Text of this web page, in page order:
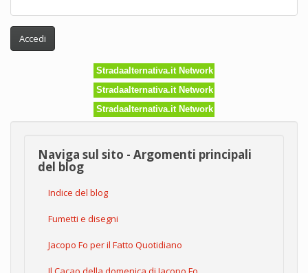
Accedi
Stradaalternativa.it Network
Stradaalternativa.it Network
Stradaalternativa.it Network
Naviga sul sito - Argomenti principali
del blog
Indice del blog
Fumetti e disegni
Jacopo Fo per il Fatto Quotidiano